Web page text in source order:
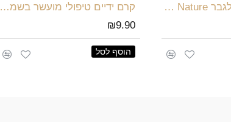
דאודורנט סטיק לגבר Green Nature
קרם ידיים טיפולי מועשר בשמן ארגן
₪9.90
הוסף לסל